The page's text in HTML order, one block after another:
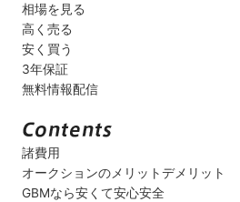
相場を見る
高く売る
安く買う
3年保証
無料情報配信
諸費用
オークションのメリットデメリット
GBMなら安くて安心安全